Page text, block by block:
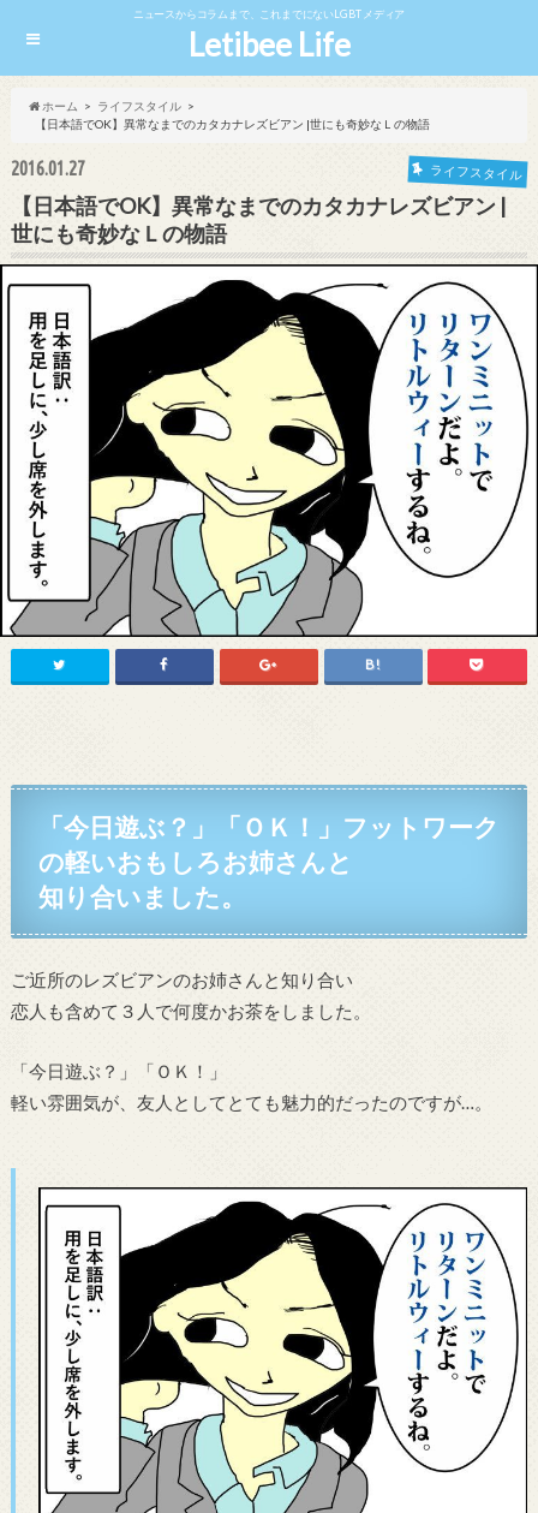
ニュースからコラムまで、これまでにないLGBTメディア
Letibee Life
ホーム
ライフスタイル
【日本語でOK】異常なまでのカタカナレズビアン |世にも奇妙なＬの物語
2016.01.27 ライフスタイル
【日本語でOK】異常なまでのカタカナレズビアン |
世にも奇妙なＬの物語
「今日遊ぶ？」「ＯＫ！」フットワーク
の軽いおもしろお姉さんと
知り合いました。
ご近所のレズビアンのお姉さんと知り合い
恋人も含めて３人で何度かお茶をしました。
「今日遊ぶ？」「ＯＫ！」
軽い雰囲気が、友人としてとても魅力的だったのですが…。